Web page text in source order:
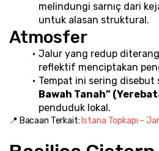
melindungi sarnıç dari
untuk alasan struktural.
Atmosfer
Jalur yang redup
reflektif menciptakan
Tempat ini sering disebut
Bawah Tanah”
penduduk lokal.
📍 Bacaan Terkait: Istana Topkapı –